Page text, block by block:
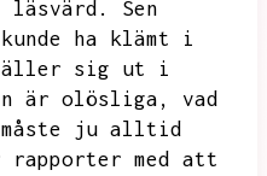
Sen
ha klämt i
sig ut i
är olösliga,
vad
måste ju alltid
rapporter med att